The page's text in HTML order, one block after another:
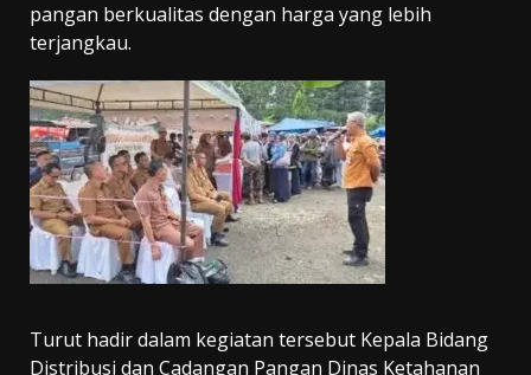
pangan berkualitas dengan harga yang lebih
terjangkau.
Turut hadir dalam kegiatan tersebut Kepala Bidang
Distribusi dan Cadangan Pangan Dinas Ketahanan